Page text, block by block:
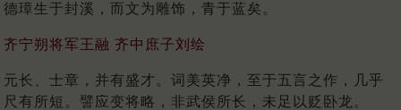
德璋生于封溪，而文为雕饰，青于蓝矣。
齐宁朔将军王融 齐中庶子刘绘
元长、士章，并有盛才。词美英净，至于五言之作，几乎
尺有所短。譬应变将略，非武侯所长，未足以贬卧龙。